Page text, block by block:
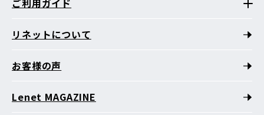
リネットについて
お客様の声
Lenet MAGAZINE